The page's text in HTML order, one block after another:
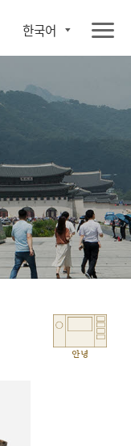
한국어
안녕